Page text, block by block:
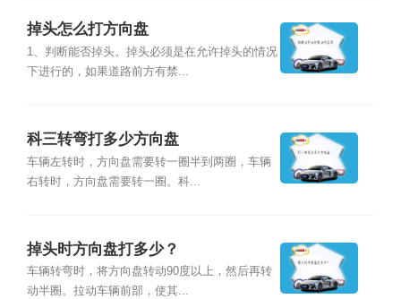
掉头怎么打方向盘
1、判断能否掉头。掉头必须是在允许掉头的情况
下进行的，如果道路前方有禁...
科三转弯打多少方向盘
车辆左转时，方向盘需要转一圈半到两圈，车辆
右转时，方向盘需要转一圈。科...
掉头时方向盘打多少？
车辆转弯时，将方向盘转动90度以上，然后再转
动半圈。拉动车辆前部，使其...